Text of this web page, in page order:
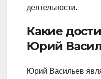
деятельности.
Какие
Юрий
Юрий Васильев